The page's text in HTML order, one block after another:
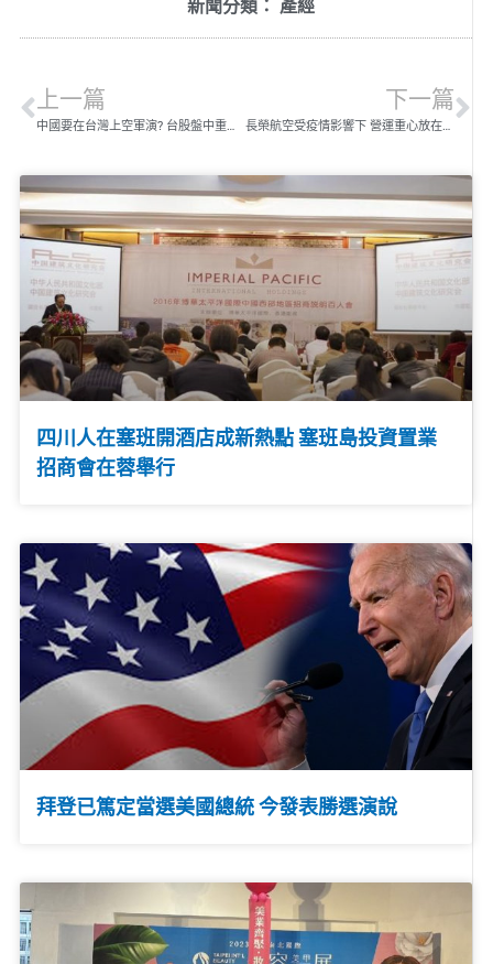
新聞分類： 產經
上一篇
中國要在台灣上空軍演? 台股盤中重挫超過600點
下一篇
長榮航空受疫情影響下 營運重心放在貨運市場
四川人在塞班開酒店成新熱點 塞班島投資置業
招商會在蓉舉行
拜登已篤定當選美國總統 今發表勝選演說